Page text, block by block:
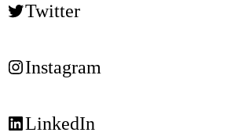
Twitter
Instagram
LinkedIn